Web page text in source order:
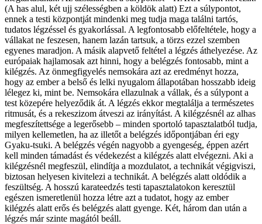
(A has alul, két ujj szélességben a köldök alatt) Ezt a súlypontot,
ennek a testi központját mindenki meg tudja maga találni tartós,
tudatos légzéssel és gyakorlással. A legfontosabb előfeltétele, hogy a
vállakat ne feszesen, hanem lazán tartsuk, a törzs ezzel szemben
egyenes maradjon. A másik alapvető feltétel a légzés áthelyezése. Az
európaiak hajlamosak azt hinni, hogy a belégzés fontosabb, mint a
kilégzés. Az önmegfigyelés nemsokára azt az eredményt hozza,
hogy az ember a belső és lelki nyugalom állapotában hosszabb ideig
lélegez ki, mint be. Nemsokára ellazulnak a vállak, és a súlypont a
test közepére helyeződik át. A légzés ekkor megtalálja a természetes
ritmusát, és a rekeszizom átveszi az irányítást. A kilégzésnél az alhas
megfeszítettsége a legerősebb – minden sportoló tapasztalatból tudja,
milyen kellemetlen, ha az illetőt a belégzés időpontjában éri egy
Gyaku-tsuki. A belégzés végén nagyobb a gyengeség, éppen azért
kell minden támadást és védekezést a kilégzés alatt elvégezni. Aki a
kilégzésnél megfeszül, elindítja a mozdulatot, a technikát végigviszi,
biztosan helyesen kivitelezi a technikát. A belégzés alatt oldódik a
feszültség. A hosszú karateedzés testi tapasztalatokon keresztül
egészen ismeretlenül hozza létre azt a tudatot, hogy az ember
kilégzés alatt erős és belégzés alatt gyenge. Két, három dan után a
légzés már szinte magától beáll.